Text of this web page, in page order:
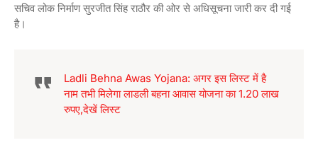
सचिव लोक निर्माण सुरजीत सिंह राठौर की ओर से अधिसूचना जारी कर दी गई
है।
Ladli Behna Awas Yojana: अगर इस लिस्ट में है
नाम तभी मिलेगा लाडली बहना आवास योजना का 1.20 लाख
रुपए,देखें लिस्ट